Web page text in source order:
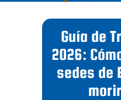
Guía de
2026:
sedes de